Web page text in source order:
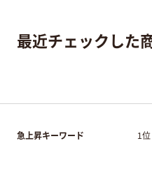
最近チェックした
急上昇キーワード 1位